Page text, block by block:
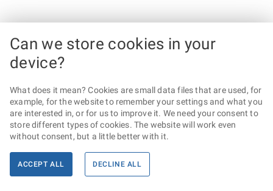
Can we store cookies in your
device?
What does it mean? Cookies are small data files that are used, for
example, for the website to remember your settings and what you
are interested in, or for us to improve it. We need your consent to
store different types of cookies. The website will work even
without consent, but a little better with it.
ACCEPT ALL DECLINE ALL